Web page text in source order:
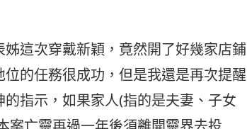
這次穿戴新穎，竟然開了好幾家店鋪
的任務很成功，但是我還是再次提醒
指示，如果家人(指的是夫妻、子女
案亡靈再過一年後須離開靈界去投